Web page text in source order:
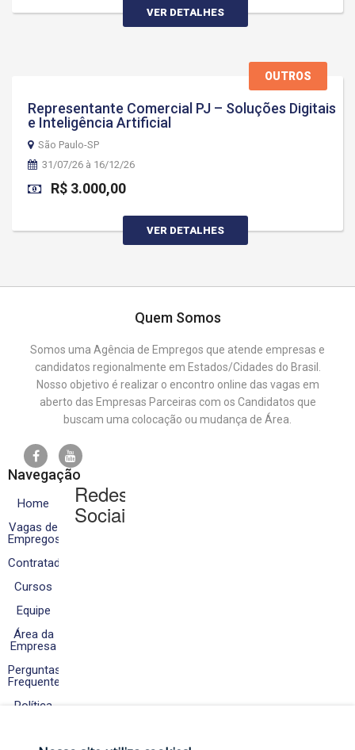
VER DETALHES
OUTROS
Representante Comercial PJ – Soluções Digitais
e Inteligência Artificial
São Paulo-SP
31/07/26 à 16/12/26
R$ 3.000,00
VER DETALHES
Quem Somos
Somos uma Agência de Empregos que atende empresas e
candidatos regionalmente em Estados/Cidades do Brasil.
Nosso objetivo é realizar o encontro online das vagas em
aberto das Empresas Parceiras com os Candidatos que
buscam uma colocação ou mudança de Área.
Navegação
Home
Vagas de
Empregos
Contratados
Cursos
Equipe
Área da
Empresa
Perguntas
Frequentes
Política
Redes
Sociais